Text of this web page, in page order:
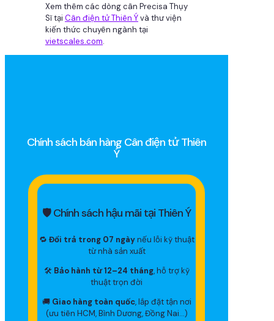
Xem thêm các dòng cân Precisa Thụy
Sĩ tại Cân điện tử Thiên Ývà thư viện
kiến thức chuyên ngành tại
vietscales.com.
Chính sách bán hàng Cân điện tử Thiên
Ý
🛡 Chính sách hậu mãi tại Thiên Ý
🔁 Đổi trả trong 07 ngàynếu lỗi kỹ thuật
từ nhà sản xuất
🛠 Bảo hành từ 12–24 tháng, hỗ trợ kỹ
thuật trọn đời
🚚 Giao hàng toàn quốc, lắp đặt tận nơi
(ưu tiên HCM, Bình Dương, Đồng Nai…)